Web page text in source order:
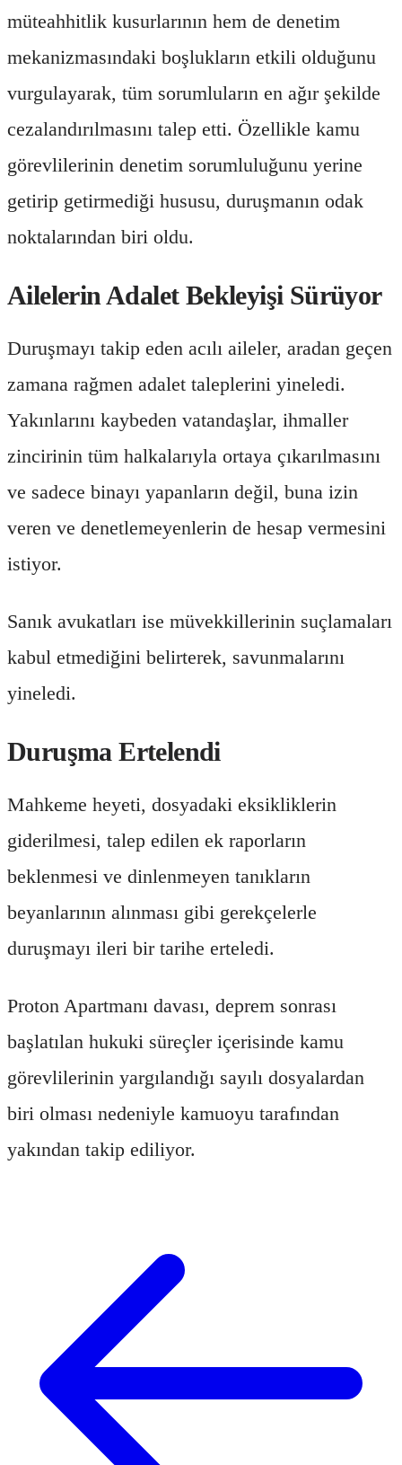
müteahhitlik kusurlarının hem de denetim
mekanizmasındaki boşlukların etkili olduğunu
vurgulayarak, tüm sorumluların en ağır şekilde
cezalandırılmasını talep etti. Özellikle kamu
görevlilerinin denetim sorumluluğunu yerine
getirip getirmediği hususu, duruşmanın odak
noktalarından biri oldu.
Ailelerin Adalet Bekleyişi Sürüyor
Duruşmayı takip eden acılı aileler, aradan geçen
zamana rağmen adalet taleplerini yineledi.
Yakınlarını kaybeden vatandaşlar, ihmaller
zincirinin tüm halkalarıyla ortaya çıkarılmasını
ve sadece binayı yapanların değil, buna izin
veren ve denetlemeyenlerin de hesap vermesini
istiyor.
Sanık avukatları ise müvekkillerinin suçlamaları
kabul etmediğini belirterek, savunmalarını
yineledi.
Duruşma Ertelendi
Mahkeme heyeti, dosyadaki eksikliklerin
giderilmesi, talep edilen ek raporların
beklenmesi ve dinlenmeyen tanıkların
beyanlarının alınması gibi gerekçelerle
duruşmayı ileri bir tarihe erteledi.
Proton Apartmanı davası, deprem sonrası
başlatılan hukuki süreçler içerisinde kamu
görevlilerinin yargılandığı sayılı dosyalardan
biri olması nedeniyle kamuoyu tarafından
yakından takip ediliyor.